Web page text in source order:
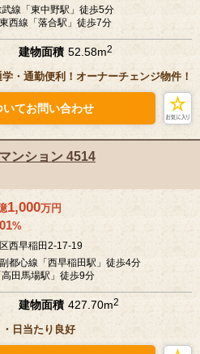
線「東中野駅」徒歩5分
西線「落合駅」徒歩7分
建物面積 52.58m2
・通勤便利！オーナーチェンジ物件！
いてお問い合わせ
ンション 4514
1,000万円
%
西早稲田2-17-19
都心線「西早稲田駅」徒歩4分
田馬場駅」徒歩9分
建物面積 427.70m2
日当たり良好